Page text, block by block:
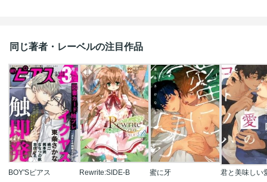
同じ著者・レーベルの注目作品
BOY'Sピアス Rewrite:SIDE-B 蜜に牙